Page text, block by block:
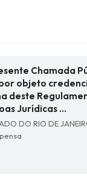
Chamada
objeto
deste
Jurídicas …
DO RIO DE